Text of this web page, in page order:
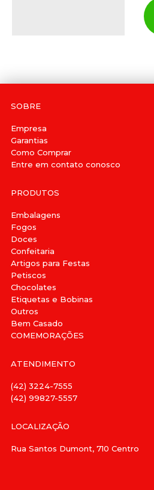
SOBRE
Empresa
Garantias
Como Comprar
Entre em contato conosco
PRODUTOS
Embalagens
Fogos
Doces
Confeitaria
Artigos para Festas
Petiscos
Chocolates
Etiquetas e Bobinas
Outros
Bem Casado
COMEMORAÇÕES
ATENDIMENTO
(42) 3224-7555
(42) 99827-5557
LOCALIZAÇÃO
Rua Santos Dumont, 710 Centro